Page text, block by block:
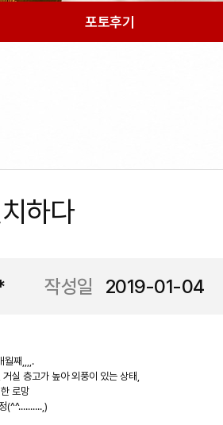
포토후기
하다
작성일 2019-01-04
월째,,,,.
실 층고가 높아 외풍이 있는 상태,
로망
(^^..........,)